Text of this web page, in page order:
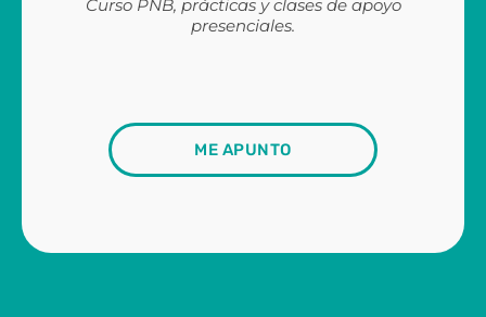
Curso PNB, prácticas y clases de apoyo
presenciales.
ME APUNTO